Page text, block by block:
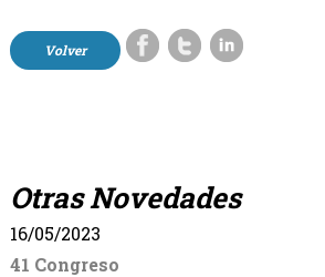
Volver
Otras Novedades
16/05/2023
41 Congreso